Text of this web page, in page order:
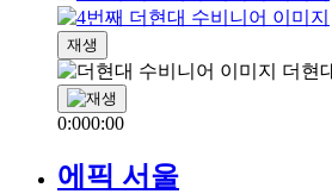
재생
더현
0:000:00
에픽 서울